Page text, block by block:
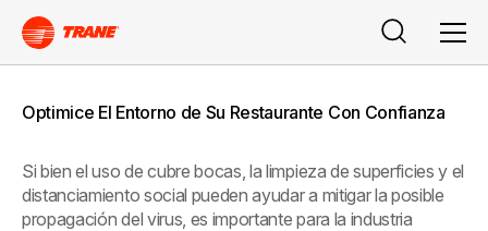
Search
Optimice El Entorno de Su Restaurante Con Confianza
Si bien el uso de cubre bocas, la limpieza de superficies y el
distanciamiento social pueden ayudar a mitigar la posible
propagación del virus, es importante para la industria